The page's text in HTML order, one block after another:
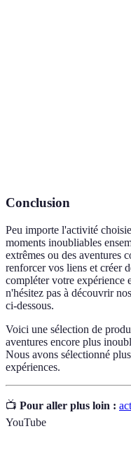
Conclusion
Peu importe l'activité
moments inoubliables
extrêmes ou des aventures
renforcer vos liens et créer
compléter votre expérience
n'hésitez pas à découvrir
ci-dessous.
Voici une sélection de
aventures encore plus
Nous avons sélectionné
expériences.
📺 Pour aller plus loin :
YouTube